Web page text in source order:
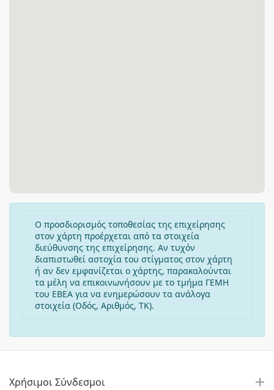
Ο προσδιορισμός τοποθεσίας της επιχείρησης
στον χάρτη προέρχεται από τα στοιχεία
διεύθυνσης της επιχείρησης. Αν τυχόν
διαπιστωθεί αστοχία του στίγματος στον χάρτη
ή αν δεν εμφανίζεται ο χάρτης, παρακαλούνται
τα μέλη να επικοινωνήσουν με το τμήμα ΓΕΜΗ
του ΕΒΕΑ για να ενημερώσουν τα ανάλογα
στοιχεία (Οδός, Αριθμός, ΤΚ).
Χρήσιμοι Σύνδεσμοι